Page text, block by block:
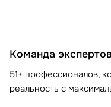
Команда
51+ профессионалов,
реальность с